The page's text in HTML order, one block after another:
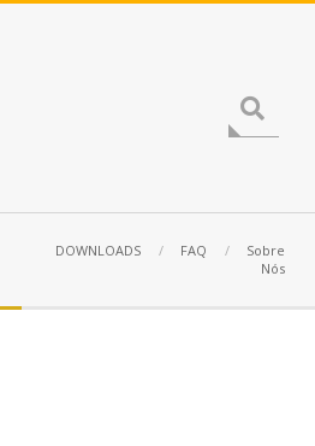
DOWNLOADS FAQ
Sobre
Nós